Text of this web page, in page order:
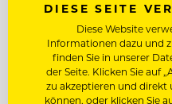
DIESE SEITE
Diese Website
Informationen dazu und
finden Sie in unserer
der Seite. Klicken Sie auf
zu akzeptieren und direkt
können, oder klicken Sie